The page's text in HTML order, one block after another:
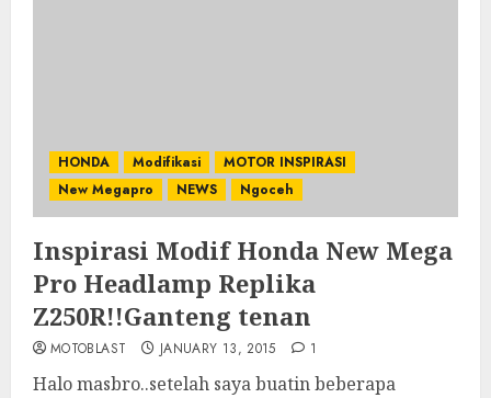
HONDA Modifikasi
MOTOR INSPIRASI
New Megapro
NEWS Ngoceh
Inspirasi Modif Honda New Mega
Pro Headlamp Replika
Z250R!!Ganteng tenan
MOTOBLAST JANUARY 13, 2015 1
Halo masbro..setelah saya buatin beberapa